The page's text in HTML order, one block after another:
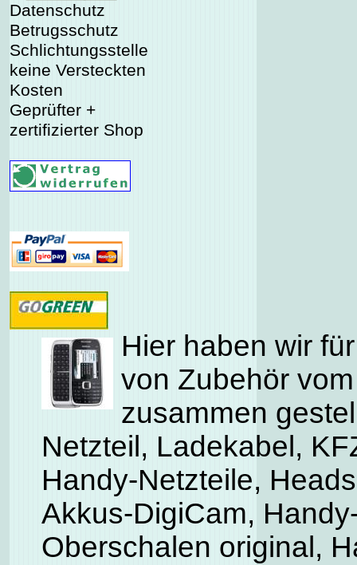
Datenschutz
Betrugsschutz
Schlichtungsstelle
keine Versteckten
Kosten
Geprüfter +
zertifizierter Shop
Hier haben wir
von Zubehör
zusammen
Netzteil, Ladekabel,
Handy-Netzteile,
Akkus-DigiCam,
Oberschalen original,